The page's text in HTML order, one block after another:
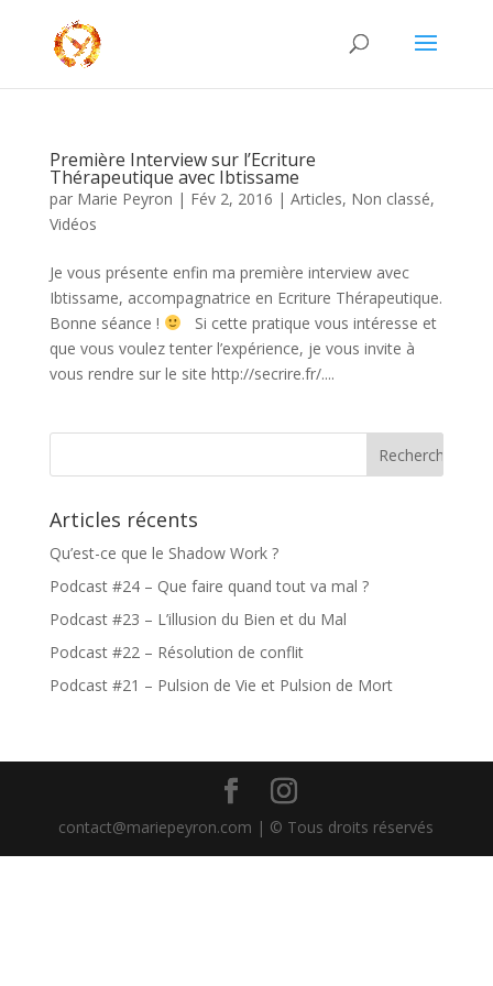
Première Interview sur l’Ecriture
Thérapeutique avec Ibtissame
par Marie Peyron | Fév 2, 2016 | Articles, Non classé,
Vidéos
Je vous présente enfin ma première interview avec
Ibtissame, accompagnatrice en Ecriture Thérapeutique.
Bonne séance !
Si cette pratique vous intéresse et
que vous voulez tenter l’expérience, je vous invite à
vous rendre sur le site http://secrire.fr/....
Articles récents
Qu’est-ce que le Shadow Work ?
Podcast #24 – Que faire quand tout va mal ?
Podcast #23 – L’illusion du Bien et du Mal
Podcast #22 – Résolution de conflit
Podcast #21 – Pulsion de Vie et Pulsion de Mort
contact@mariepeyron.com | © Tous droits réservés